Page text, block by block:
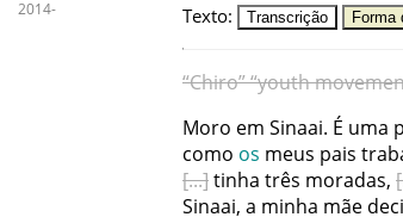
2014-
Texto: Transcrição Forma
“Chiro”“youth
Moro em Sinaai. É uma
como os meus pais
tinha três moradas,
Sinaai, a minha mãe